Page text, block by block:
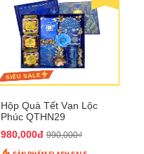
Hộp Quà Tết Vạn Lộc
Phúc QTHN29
980,000đ 990,000₫